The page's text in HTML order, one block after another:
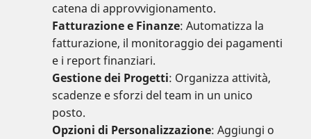
catena di approvvigionamento.
Fatturazione e Finanze: Automatizza la
fatturazione, il monitoraggio dei pagamenti
e i report finanziari.
Gestione dei Progetti: Organizza attività,
scadenze e sforzi del team in un unico
posto.
Opzioni di Personalizzazione: Aggiungi o